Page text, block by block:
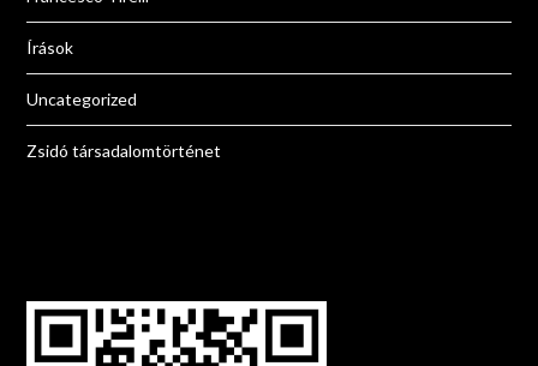
Írások
Uncategorized
Zsidó társadalomtörténet